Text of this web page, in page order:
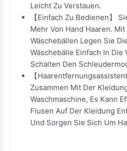
Leicht Zu Verstauen.
【Einfach Zu Bedienen】
Mehr Von Hand Haaren.
Wäschebällen Legen Sie
Wäschebälle Einfach In Die
Schalten Den
【
Zusammen Mit Der
Waschmaschine, Es Kann
Flusen Auf Der Kleidung
Und Sorgen Sie Sich Um